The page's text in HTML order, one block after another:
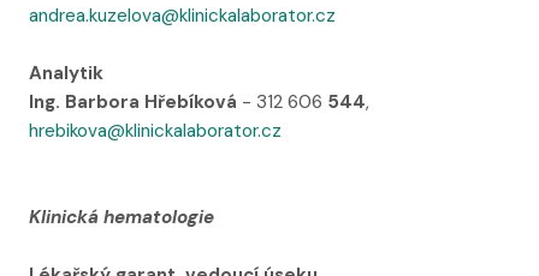
andrea.kuzelova@klinickalaborator.cz
Analytik
Ing. Barbora Hřebíková - 312 606 544,
hrebikova@klinickalaborator.cz
Klinická hematologie